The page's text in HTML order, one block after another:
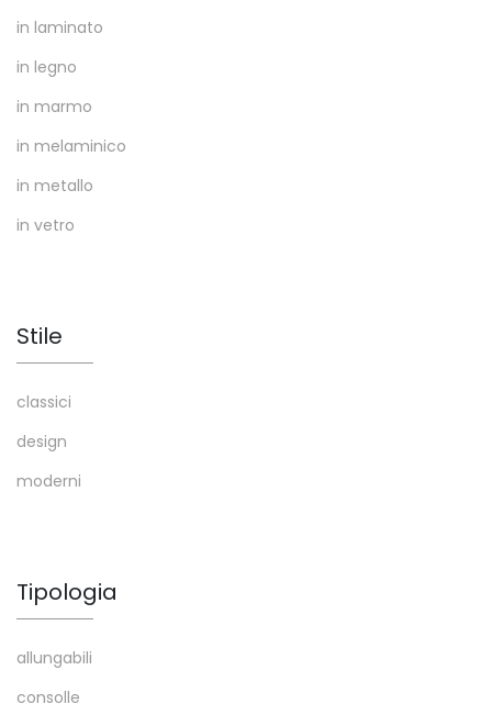
in laminato
in legno
in marmo
in melaminico
in metallo
in vetro
Stile
classici
design
moderni
Tipologia
allungabili
consolle